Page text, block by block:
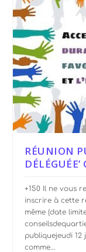
RÉUNION
+150 Il ne vous
inscrire à cette
même (date
publiquejeudi 12
comme...